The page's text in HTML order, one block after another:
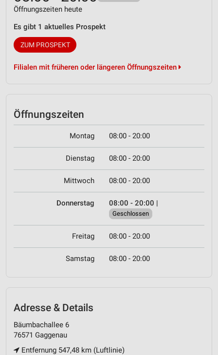
Öffnungszeiten heute
Es gibt 1 aktuelles Prospekt
ZUM PROSPEKT
Filialen mit früheren oder längeren Öffnungszeiten
Öffnungszeiten
Montag 08:00 - 20:00
Dienstag 08:00 - 20:00
Mittwoch 08:00 - 20:00
Donnerstag 08:00 - 20:00 |
Geschlossen
Freitag 08:00 - 20:00
Samstag 08:00 - 20:00
Adresse & Details
Bäumbachallee 6
76571 Gaggenau
Entfernung 547,48 km (Luftlinie)